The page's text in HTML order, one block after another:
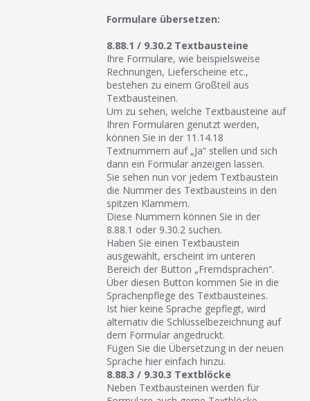
Formulare übersetzen:
8.88.1 / 9.30.2 Textbausteine
Ihre Formulare, wie beispielsweise
Rechnungen, Lieferscheine etc.,
bestehen zu einem Großteil aus
Textbausteinen.
Um zu sehen, welche Textbausteine auf
Ihren Formularen genutzt werden,
können Sie in der 11.14.18
Textnummern auf „Ja“ stellen und sich
dann ein Formular anzeigen lassen.
Sie sehen nun vor jedem Textbaustein
die Nummer des Textbausteins in den
spitzen Klammern.
Diese Nummern können Sie in der
8.88.1 oder 9.30.2 suchen.
Haben Sie einen Textbaustein
ausgewählt, erscheint im unteren
Bereich der Button „Fremdsprachen“.
Über diesen Button kommen Sie in die
Sprachenpflege des Textbausteines.
Ist hier keine Sprache gepflegt, wird
alternativ die Schlüsselbezeichnung auf
dem Formular angedruckt.
Fügen Sie die Übersetzung in der neuen
Sprache hier einfach hinzu.
8.88.3 / 9.30.3 Textblöcke
Neben Textbausteinen werden für